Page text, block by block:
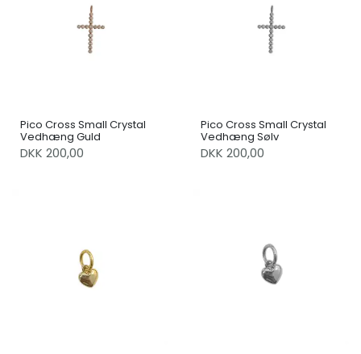
Pico Cross Small Crystal
Vedhæng Guld
DKK 200,00
Pico Cross Small Crystal
Vedhæng Sølv
DKK 200,00